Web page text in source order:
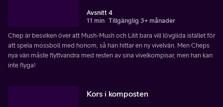
Avsnitt 4
11 min Tillgänglig 3+ månader
Chep är besviken över att Mush-Mush och Lilit bara vill lövglida istället för
att spela mossboll med honom, så han hittar en ny vivelvän. Men Cheps
nya vän måste flyttvandra med resten av sina vivelkompisar, men han kan
inte flyga!
Kors i komposten